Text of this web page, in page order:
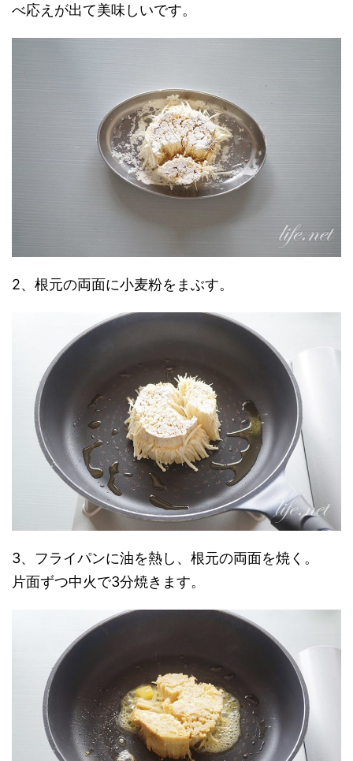
べ応えが出て美味しいです。
2、根元の両面に小麦粉をまぶす。
3、フライパンに油を熱し、根元の両面を焼く。
片面ずつ中火で3分焼きます。